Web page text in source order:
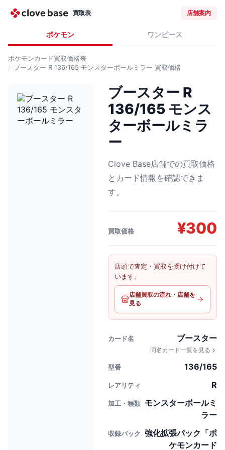
買取表 店舗案内
ポケモン ワンピース
ポケモンカード買取価格表
ブースター R 136/165 モンスターボールミラー 買取価格
ブースター R
136/165 モンス
ターボールミラ
ー
Clove Base店舗での買取価格
とカード情報を確認できま
す。
買取価格 ¥300
店頭で査定・買取を受け付けて
います。
店舗買取の流れ・店舗を
見る
カード名 ブースター
同名カード一覧を見る
型番 136/165
レアリティ R
加工・種類 モンスターボールミ
ラー
収録パック
強化拡張パック「ポ
ケモンカード